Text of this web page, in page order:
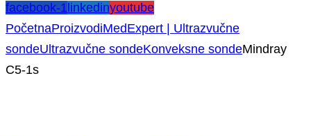
facebook-1 linkedinyoutube
PočetnaProizvodiMedExpert | Ultrazvučne
sondeUltrazvučne sondeKonveksne sondeMindray
C5-1s